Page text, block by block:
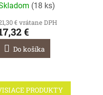
(18 ks)
€ vrátane DPH
€
Do košíka
PRODUKTY